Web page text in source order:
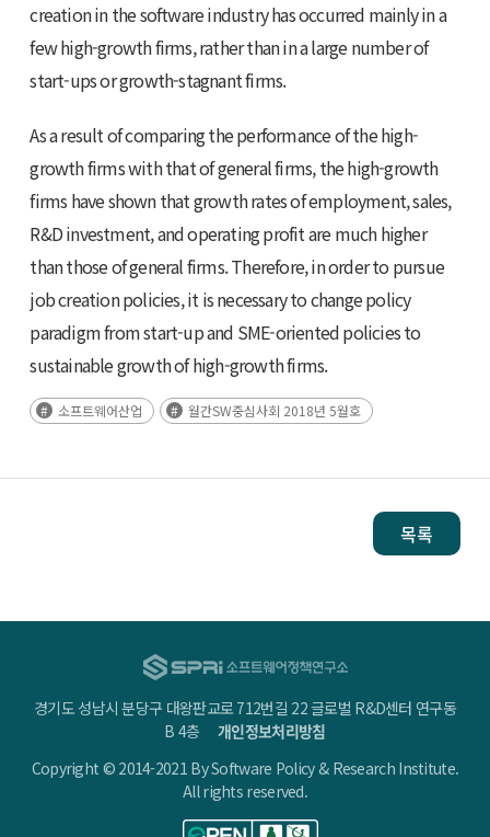
creation in the software industry has occurred mainly in a
few high-growth firms, rather than in a large number of
start-ups or growth-stagnant firms.
As a result of comparing the performance of the high-
growth firms with that of general firms, the high-growth
firms have shown that growth rates of employment, sales,
R&D investment, and operating profit are much higher
than those of general firms. Therefore, in order to pursue
job creation policies, it is necessary to change policy
paradigm from start-up and SME-oriented policies to
sustainable growth of high-growth firms.
소프트웨어산업 월간SW중심사회 2018년 5월호
목록
경기도 성남시 분당구 대왕판교로 712번길 22 글로벌 R&D센터 연구동
B 4층개인정보처리방침
Copyright © 2014-2021 By Software Policy & Research Institute.
All rights reserved.